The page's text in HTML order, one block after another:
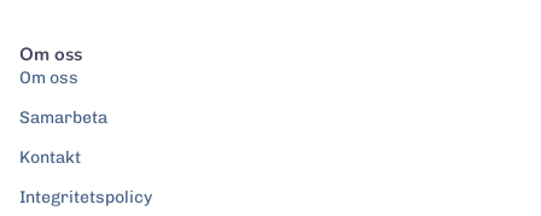
Om oss
Om oss
Samarbeta
Kontakt
Integritetspolicy